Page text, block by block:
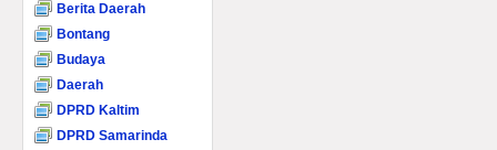
Berita Daerah
Bontang
Budaya
Daerah
DPRD Kaltim
DPRD Samarinda